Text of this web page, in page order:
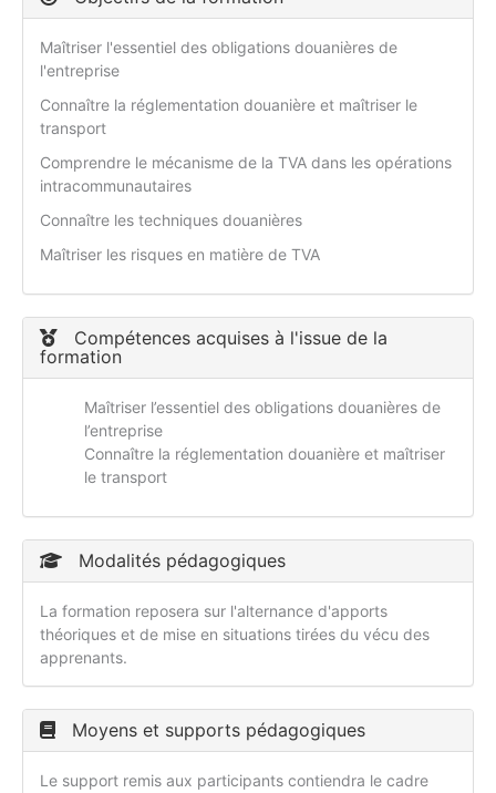
Maîtriser l'essentiel des obligations douanières de
l'entreprise
Connaître la réglementation douanière et maîtriser le
transport
Comprendre le mécanisme de la TVA dans les opérations
intracommunautaires
Connaître les techniques douanières
Maîtriser les risques en matière de TVA
Compétences acquises à l'issue de la
formation
Maîtriser l’essentiel des obligations douanières de
l’entreprise
Connaître la réglementation douanière et maîtriser
le transport
Modalités pédagogiques
La formation reposera sur l'alternance d'apports
théoriques et de mise en situations tirées du vécu des
apprenants.
Moyens et supports pédagogiques
Le support remis aux participants contiendra le cadre